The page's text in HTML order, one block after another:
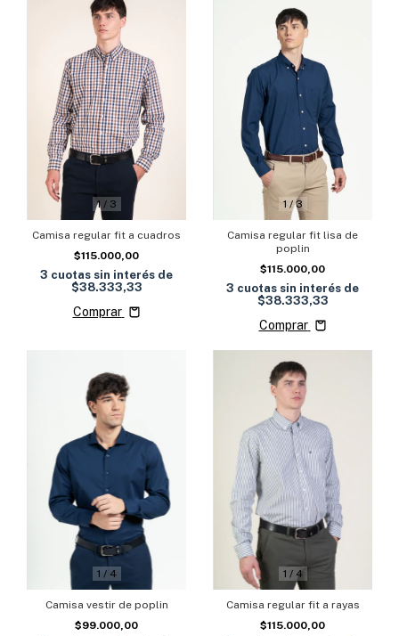
1/ 3
Camisa regular fit a cuadros
$115.000,00
3 cuotas sin interés de
$38.333,33
Comprar
1 /3
Camisa regular fit lisa de
poplin
$115.000,00
3 cuotas sin interés de
$38.333,33
Comprar
1 / 4
Camisa vestir de poplin
$99.000,00
1 / 4
Camisa regular fit a rayas
$115.000,00